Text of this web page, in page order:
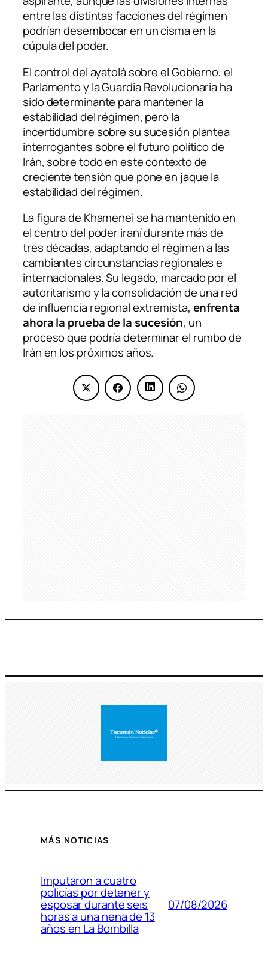
entre las distintas facciones del régimen
podrían desembocar en un cisma en la
cúpula del poder.
El control del ayatolá sobre el Gobierno, el
Parlamento y la Guardia Revolucionaria ha
sido determinante para mantener la
estabilidad del régimen, pero la
incertidumbre sobre su sucesión plantea
interrogantes sobre el futuro político de
Irán, sobre todo en este contexto de
creciente tensión que pone en jaque la
estabilidad del régimen.
La figura de Khamenei se ha mantenido en
el centro del poder iraní durante más de
tres décadas, adaptando el régimen a las
cambiantes circunstancias regionales e
internacionales. Su legado, marcado por el
autoritarismo y la consolidación de una red
de influencia regional extremista, enfrenta
ahora la prueba de la sucesión, un
proceso que podría determinar el rumbo de
Irán en los próximos años.
MÁS NOTICIAS
Imputaron a cuatro
policías por detener y
esposar durante seis
horas a una nena de 13
años en La Bombilla
07/08/2026